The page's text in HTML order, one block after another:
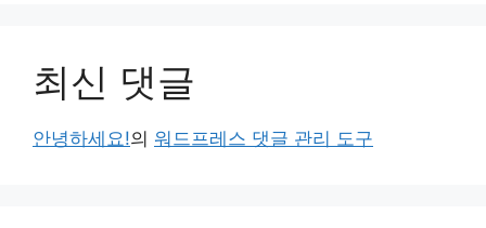
최신 댓글
안녕하세요!의 워드프레스 댓글 관리 도구